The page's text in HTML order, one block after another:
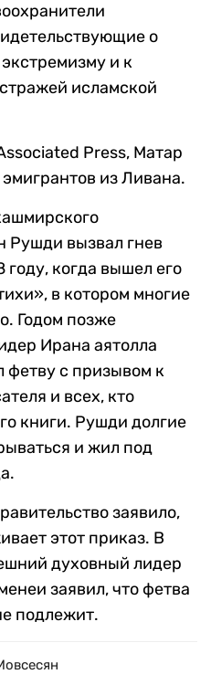
о
и к
исламской
Press, Матар
из Ливана.
Рушди вызвал гнев
году, когда вышел его
в котором многие
Годом позже
Ирана аятолла
фетву с призывом к
и всех, кто
книги. Рушди долгие
и жил под
заявило,
этот приказ. В
духовный лидер
заявил, что фетва
подлежит.